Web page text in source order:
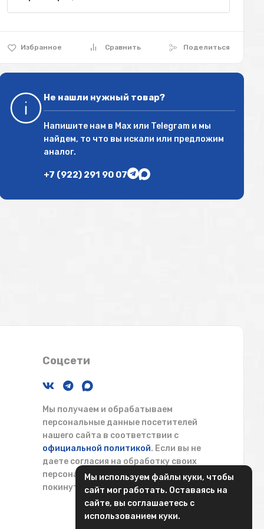
Мы используем файлы куки, чтобы
сайт мог работать. Оставаясь на
сайте, вы соглашаетесь с
использованием куки.
Избранное Сравнить Поделиться
Не нашли нужный товар?
Напишите нам в Maxили Telegramи мы
найдем, то что вы искали или предложим
аналог.
+7 (922) 291 90 07
Соцсети
Мы получаем и обрабатываем
персональные данные посетителей
нашего сайта в соответствии с
официальной политикой. Если вы не
даете согласия на обработку своих
персональных данных, вам необходимо
покинуть наш сайт.